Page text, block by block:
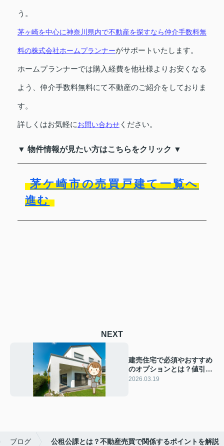
う。
茅ヶ崎を中心に神奈川県内で不動産を探すなら仲介手数料無
料の株式会社ホームプランナーがサポートいたします。
ホームプランナーでは購入経費を他社様よりお安くなる
よう、仲介手数料無料にて不動産のご紹介をしておりま
す。
詳しくはお気軽にお問い合わせ ください。
▼ 物件情報が見たい方はこちらをクリック ▼
茅ケ崎市の売買戸建て一覧へ
進む
NEXT
建売住宅で必須やおすすめ
のオプションとは？値引き
交渉についてご紹介
2026.03.19
ブログ 公租公課とは？不動産売買で関係するポイントを解説